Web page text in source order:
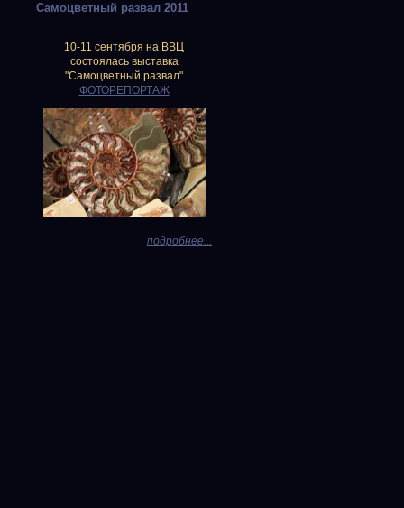
Самоцветный развал 2011
10-11 сентября на ВВЦ
состоялась выставка
"Самоцветный развал"
ФОТОРЕПОРТАЖ
подробнее...